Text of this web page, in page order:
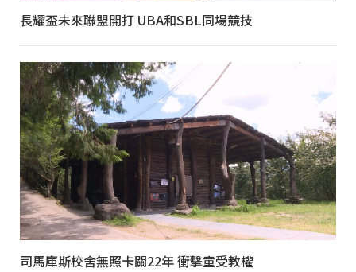
長耀盃未來聯盟開打 UBA和SBL同場競技
司馬庫斯校舍無照卡關22年 衝擊童受教權